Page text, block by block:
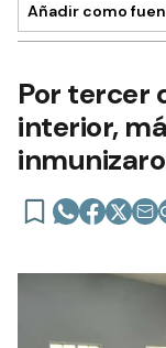
Añadir como
Por tercer
interior,